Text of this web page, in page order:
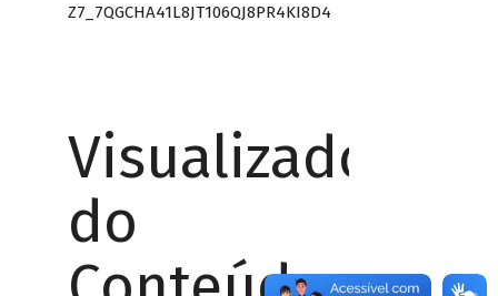
Z7_7QGCHA41L8JT106QJ8PR4KI8D4
Visualizador
do